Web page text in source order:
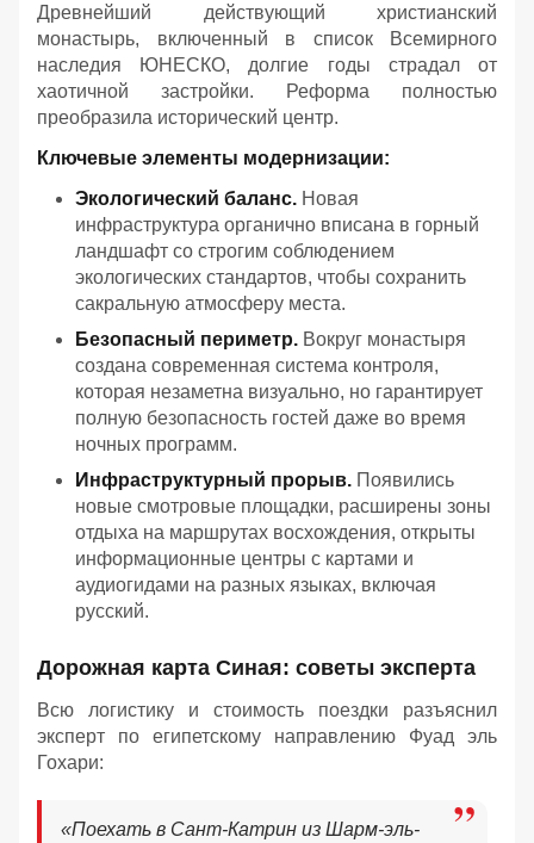
Древнейший действующий христианский
монастырь, включенный в список Всемирного
наследия ЮНЕСКО, долгие годы страдал от
хаотичной застройки. Реформа полностью
преобразила исторический центр.
Ключевые элементы модернизации:
Экологический баланс. Новая
инфраструктура органично вписана в горный
ландшафт со строгим соблюдением
экологических стандартов, чтобы сохранить
сакральную атмосферу места.
Безопасный периметр. Вокруг монастыря
создана современная система контроля,
которая незаметна визуально, но гарантирует
полную безопасность гостей даже во время
ночных программ.
Инфраструктурный прорыв. Появились
новые смотровые площадки, расширены зоны
отдыха на маршрутах восхождения, открыты
информационные центры с картами и
аудиогидами на разных языках, включая
русский.
Дорожная карта Синая: советы эксперта
Всю логистику и стоимость поездки разъяснил
эксперт по египетскому направлению Фуад эль
Гохари:
«Поехать в Сант-Катрин из Шарм-эль-